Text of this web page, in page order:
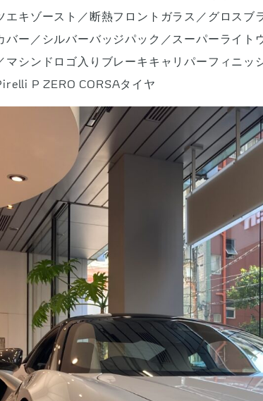
エキゾースト／断熱フロントガラス／グロス
バー／シルバーバッジパック／スーパーライ
マシンドロゴ入りブレーキキャリパーフィニ
P ZERO CORSAタイヤ